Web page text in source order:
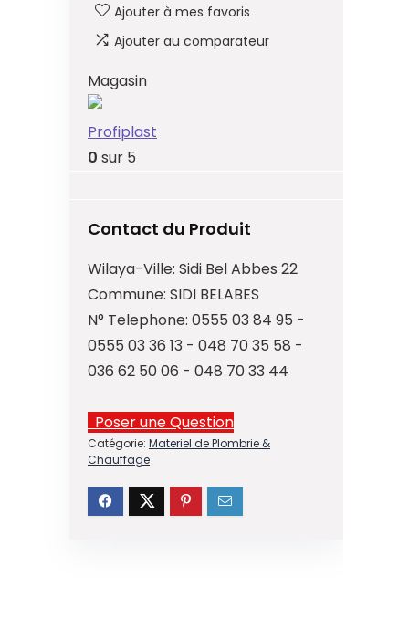
Ajouter à mes favoris
Ajouter au comparateur
Magasin
Profiplast
0 sur 5
Contact du Produit
Wilaya-Ville: Sidi Bel Abbes 22
Commune: SIDI BELABES
N° Telephone: 0555 03 84 95 -
0555 03 36 13 - 048 70 35 58 -
036 62 50 06 - 048 70 33 44
Poser une Question
Catégorie: Materiel de Plombrie &
Chauffage